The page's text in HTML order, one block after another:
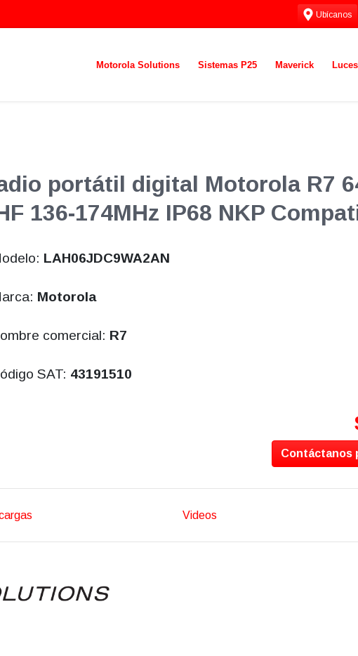
Ubícanos
Motorola Solutions Sistemas P25 Maverick Luces
portátil digital Motorola R7
136-174MHz IP68 NKP
LAH06JDC9WA2AN
Motorola
comercial: R7
SAT: 43191510
Contáctanos
Videos